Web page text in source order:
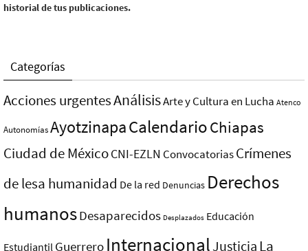
historial de tus publicaciones.
Categorías
Acciones urgentesAnálisisArte y Cultura en Lucha Atenco
AutonomíasAyotzinapaCalendarioChiapas
Ciudad de MéxicoCNI-EZLN ConvocatoriasCrímenes
de lesa humanidad De la red Denuncias Derechos
humanosDesaparecidos Desplazados Educación
Estudiantil Guerrero InternacionalJusticia La